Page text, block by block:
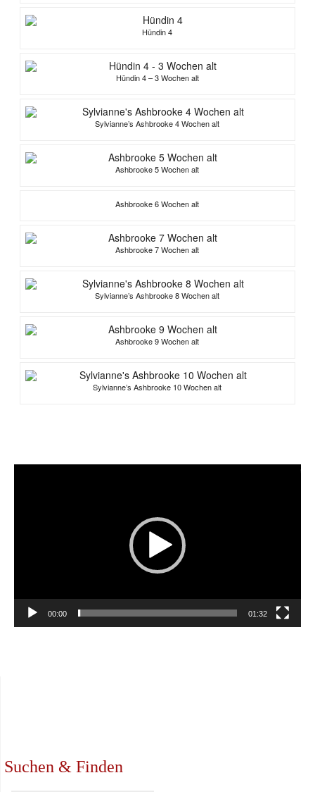
Hündin 4
Hündin 4 – 3 Wochen alt
Sylvianne’s Ashbrooke 4 Wochen alt
Ashbrooke 5 Wochen alt
Ashbrooke 6 Wochen alt
Ashbrooke 7 Wochen alt
Sylvianne’s Ashbrooke 8 Wochen alt
Ashbrooke 9 Wochen alt
Sylvianne’s Ashbrooke 10 Wochen alt
Video-
00:00 01:32
Suchen & Finden